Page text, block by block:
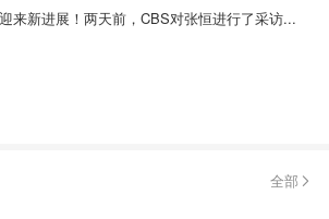
COVID-19、流感还是RSV？今年冬季
来​新进展！两天前，CBS对张恒进行了采访...
全部